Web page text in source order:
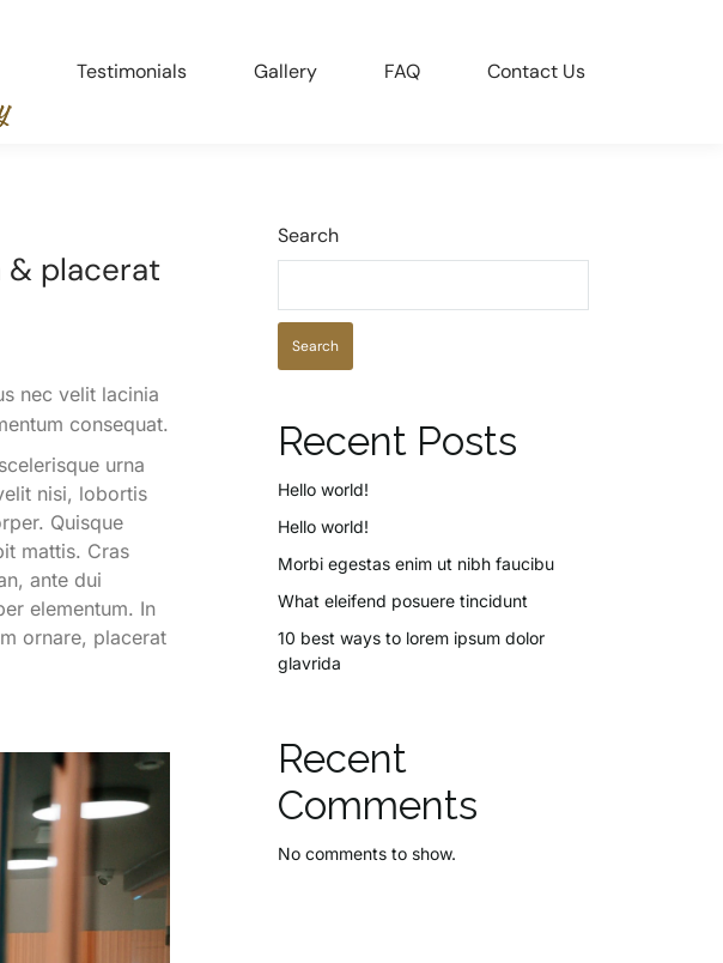
Testimonials Gallery FAQ Contact Us
& placerat
nec velit lacinia
consequat.
urna
nisi, lobortis
Quisque
mattis. Cras
ante dui
elementum. In
ornare, placerat
Search
Search
Recent Posts
Hello world!
Hello world!
Morbi egestas enim ut nibh faucibu
What eleifend posuere tincidunt
10 best ways to lorem ipsum dolor
glavrida
Recent
Comments
No comments to show.